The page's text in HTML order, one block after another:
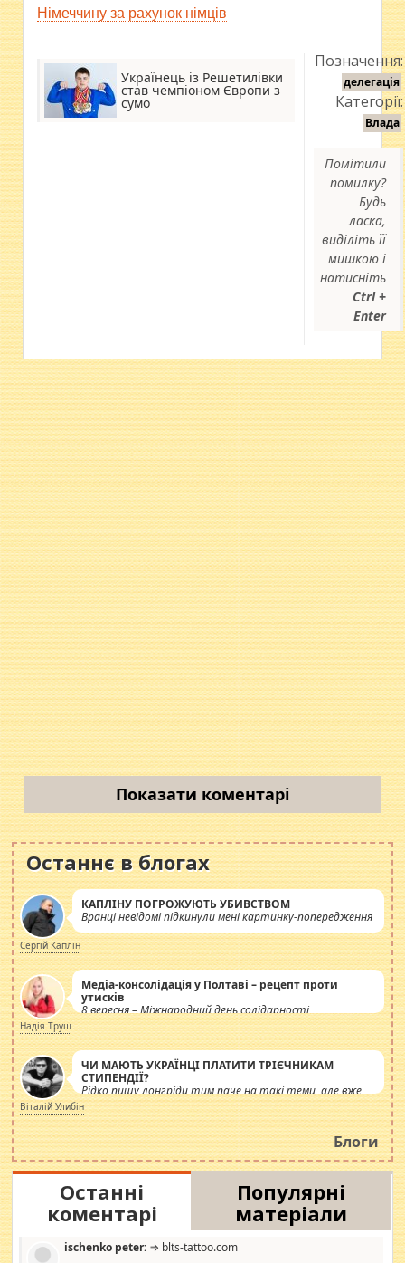
Німеччину за рахунок німців
Українець із Решетилівки
став чемпіоном Європи з
сумо
Позначення:
делегація
Категорії:
Влада
Помітили
помилку?
Будь
ласка,
виділіть її
мишкою і
натисніть
Ctrl +
Enter
Показати коментарі
Останнє в блогах
КАПЛІНУ ПОГРОЖУЮТЬ УБИВСТВОМ
Вранці невідомі підкинули мені картинку-попередження
Сергій Каплін
Медіа-консолідація у Полтаві – рецепт проти
утисків
8 вересня – Міжнародний день солідарності
журналістів.
Надія Труш
ЧИ МАЮТЬ УКРАЇНЦІ ПЛАТИТИ ТРІЄЧНИКАМ
СТИПЕНДІЇ?
Рідко пишу лонгріди тим паче на такі теми, але вже
просто дістало! Обурюють сьогоднішні інсенуації
навколо стипендіального питання. Штучно
роздувається ще одна соціальна катастрофа.
Віталій Улибін
Блоги
Останні
коментарі
Популярні
матеріали
ischenko peter: ⇒ blts-tattoo.com